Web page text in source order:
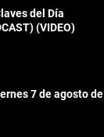
del Día
(VIDEO)
7 de agosto de